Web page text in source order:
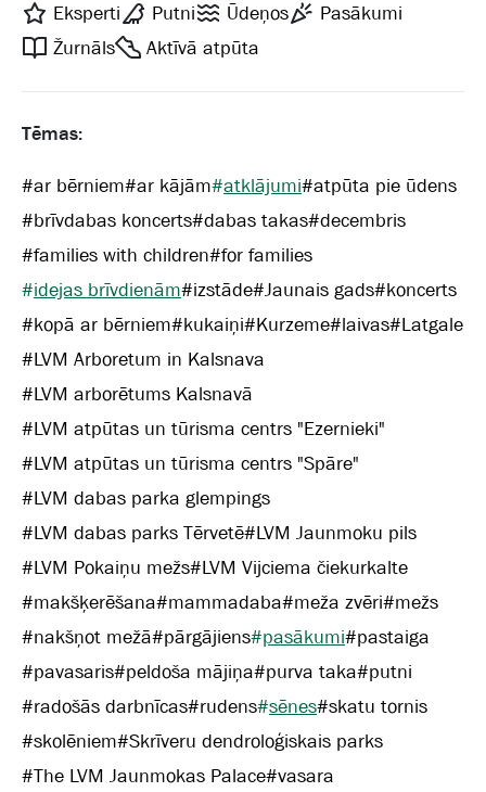
Eksperti
Putni Ūdeņos
Pasākumi
Žurnāls
Aktīvā atpūta
Tēmas:
#ar bērniem#ar kājām#atklājumi#atpūta pie ūdens
#brīvdabas koncerts#dabas takas#decembris
#families with children#for families
#idejas brīvdienām#izstāde#Jaunais gads#koncerts
#kopā ar bērniem#kukaiņi#Kurzeme#laivas#Latgale
#LVM Arboretum in Kalsnava
#LVM arborētums Kalsnavā
#LVM atpūtas un tūrisma centrs "Ezernieki"
#LVM atpūtas un tūrisma centrs "Spāre"
#LVM dabas parka glempings
#LVM dabas parks Tērvetē#LVM Jaunmoku pils
#LVM Pokaiņu mežs#LVM Vijciema čiekurkalte
#makšķerēšana#mammadaba#meža zvēri#mežs
#nakšņot mežā#pārgājiens#pasākumi#pastaiga
#pavasaris#peldoša mājiņa#purva taka#putni
#radošās darbnīcas#rudens#sēnes#skatu tornis
#skolēniem#Skrīveru dendroloģiskais parks
#The LVM Jaunmokas Palace#vasara